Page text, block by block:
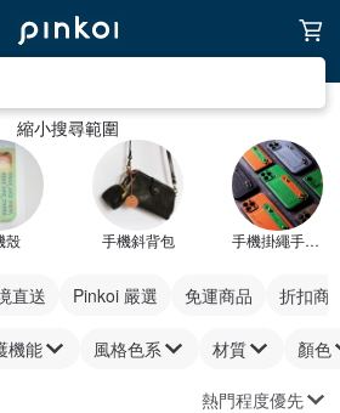
縮小搜尋範圍
殼 手機斜背包 手機掛繩手機套
直送 Pinkoi 嚴選 免運商品 折扣商
機能 風格色系 材質 顏色
熱門程度優先